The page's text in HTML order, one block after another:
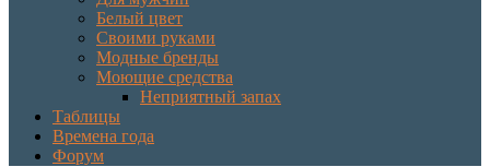
Белый цвет
Своими руками
Модные бренды
Моющие средства
Неприятный запах
Таблицы
Времена года
Форум